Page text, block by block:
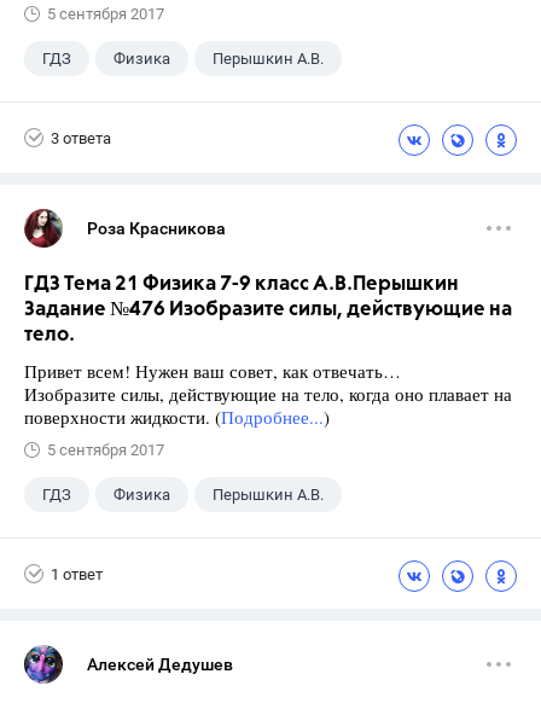
5 сентября 2017
ГДЗ Физика Перышкин А.В.
3 ответа
Роза Красникова
ГДЗ Тема 21 Физика 7-9 класс А.В.Перышкин
Задание №476 Изобразите силы, действующие на
тело.
Привет всем! Нужен ваш совет, как отвечать…
Изобразите силы, действующие на тело, когда оно плавает на
поверхности жидкости. (Подробнее...)
5 сентября 2017
ГДЗ Физика Перышкин А.В.
1 ответ
Алексей Дедушев